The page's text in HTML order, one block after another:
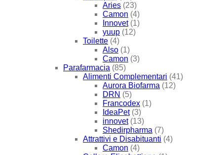
Aries (23)
Camon (4)
Innovet (1)
yuup (12)
Toilette (4)
Also (1)
Camon (3)
Parafarmacia (85)
Alimenti Complementari (41)
Aurora Biofarma (12)
DRN (5)
Francodex (1)
IdeaPet (3)
innovet (13)
Shedirpharma (7)
Attrattivi e Disabituanti (4)
Camon (4)